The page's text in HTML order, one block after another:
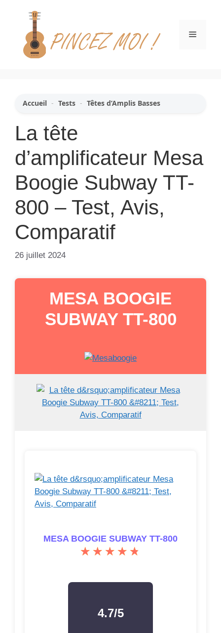
contenu
Menu
Accueil - Tests - Têtes d’Amplis Basses
La tête
d’amplificateur Mesa
Boogie Subway TT-
800 – Test, Avis,
Comparatif
26 juillet 2024
MESA BOOGIE
SUBWAY TT-800
MESA BOOGIE SUBWAY TT-800
4.7/5